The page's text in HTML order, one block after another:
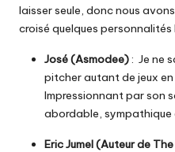
laisser seule, donc nous
croisé quelques
José (Asmodee): Je ne
pitcher autant de jeux en
Impressionnant par son
abordable, sympathique
Eric Jumel (Auteur de